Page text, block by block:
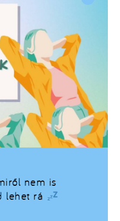
nem is
lehet rá